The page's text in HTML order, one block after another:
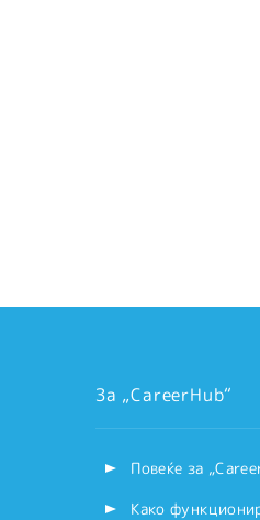
За „CareerHub“
Повеќе за
Како